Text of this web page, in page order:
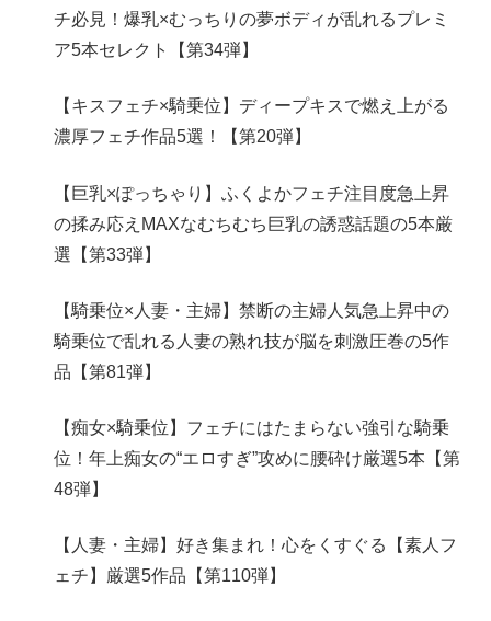
チ必見！爆乳×むっちりの夢ボディが乱れるプレミ
ア5本セレクト【第34弾】
【キスフェチ×騎乗位】ディープキスで燃え上がる
濃厚フェチ作品5選！【第20弾】
【巨乳×ぽっちゃり】ふくよかフェチ注目度急上昇
の揉み応えMAXなむちむち巨乳の誘惑話題の5本厳
選【第33弾】
【騎乗位×人妻・主婦】禁断の主婦人気急上昇中の
騎乗位で乱れる人妻の熟れ技が脳を刺激圧巻の5作
品【第81弾】
【痴女×騎乗位】フェチにはたまらない強引な騎乗
位！年上痴女の“エロすぎ”攻めに腰砕け厳選5本【第
48弾】
【人妻・主婦】好き集まれ！心をくすぐる【素人フ
ェチ】厳選5作品【第110弾】